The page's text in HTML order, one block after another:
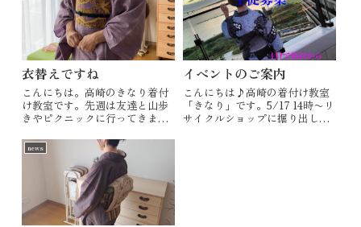
衣替えですね
こんにちは。高崎のきなり着付
け教室です。先週は友達と山歩
きやピクニックに行ってきまし
たりで、なんと❣️10日近く着物
を着ていませんでした。そうこ
うするうちに5月は終わり、衣替
え。衣替えする時、長着一枚一
枚出して「...
イベントのご案内
こんにちは♪高崎の着付け教室
「きなり」です。5/17 14時〜リ
サイクルショップに掘り出し物
news